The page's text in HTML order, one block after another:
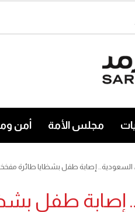
مجلس الأمة أمن
السعودية.. إصابة طفل بشظايا طائرة
إصابة طفل